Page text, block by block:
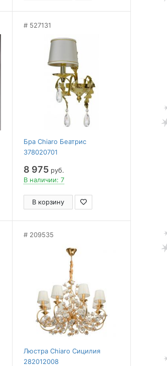
527131
Бра Chiaro Беатрис
378020701
8 975 руб.
В наличии: 7
В корзину
209535
Люстра Chiaro Сицилия
282012008